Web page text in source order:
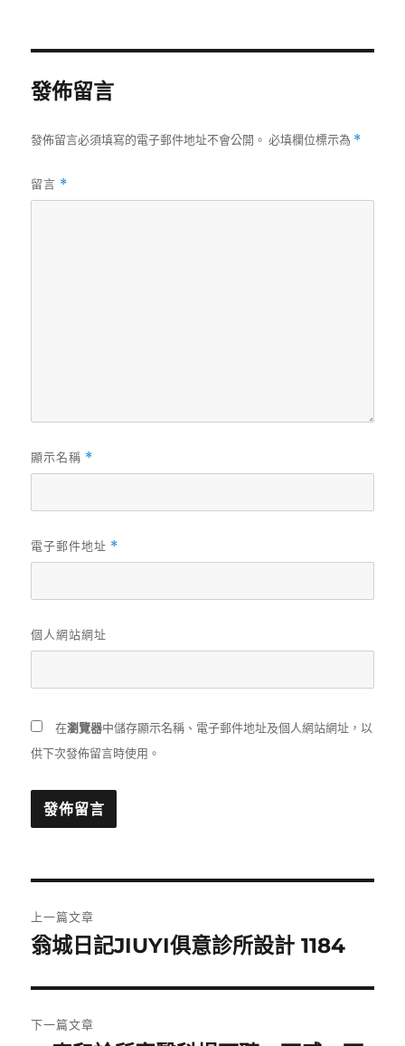
發佈留言
發佈留言必須填寫的電子郵件地址不會公開。 必填欄位標示為 *
留言 *
顯示名稱 *
電子郵件地址 *
個人網站網址
在瀏覽器中儲存顯示名稱、電子郵件地址及個人網站網址，以
供下次發佈留言時使用。
章
覽
上一篇文章
上
篇
文
翁城日記JIUYI俱意診所設計 1184
下一篇文章